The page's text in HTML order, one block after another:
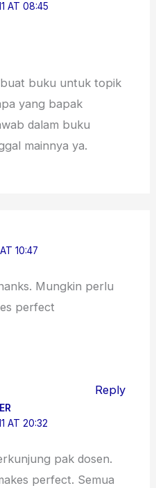
AT 08:45
buku untuk topik
yang bapak
dalam buku
mainnya ya.
10:47
Mungkin perlu
perfect
Reply
AT 20:32
pak dosen.
perfect. Semua